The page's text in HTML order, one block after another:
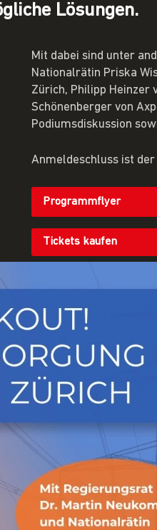
Lösungen.
Mit dabei sind unter
Nationalrätin Priska
Zürich, Philipp Heinzer
Schönenberger von
Podiumsdiskussion
Anmeldeschluss ist
Programmflyer
Tickets kaufen